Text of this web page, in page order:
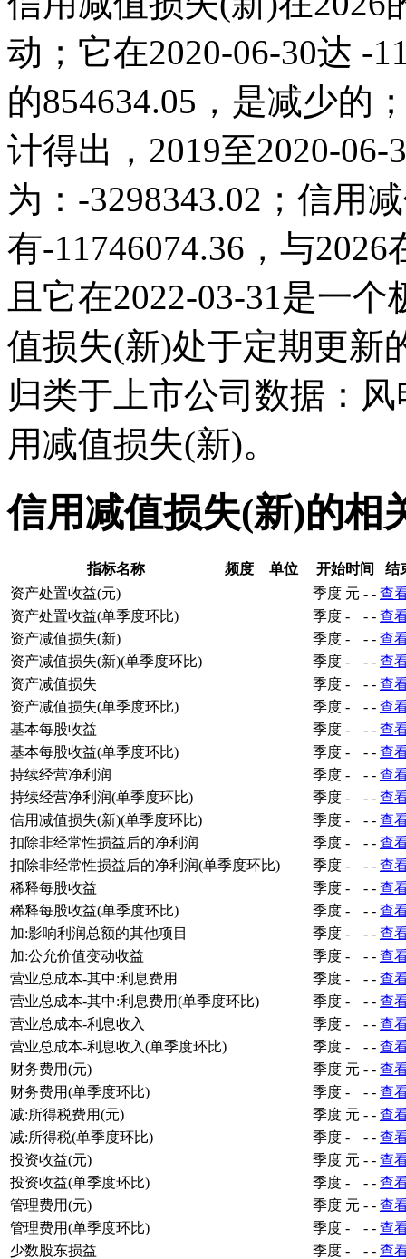
动；它在2020-06-30达 -
的854634.05，是减少的
计得出，2019至2020-06-
为：-3298343.02；信用
有-11746074.36，与
且它在2022-03-31是一
值损失(新)处于定期更新
归类于上市公司数据：
用减值损失(新)。
信用减值损失(新)的相
指标名称 频度 单位 开始时间
结
资产处置收益(元)
季度 元 - - 查
资产处置收益(单季度环比)
季度 - - - 查
资产减值损失(新)
季度 - - - 查
资产减值损失(新)(单季度环比)
季度 - - - 查
资产减值损失
季度 - - - 查
资产减值损失(单季度环比)
季度 - - - 查
基本每股收益
季度 - - - 查
基本每股收益(单季度环比)
季度 - - - 查
持续经营净利润
季度 - - - 查
持续经营净利润(单季度环比)
季度 - - - 查
信用减值损失(新)(单季度环比)
季度 - - - 查
扣除非经常性损益后的净利润
季度 - - - 查
扣除非经常性损益后的净利润(单季度环比)
季度 - - - 查
稀释每股收益
季度 - - - 查
稀释每股收益(单季度环比)
季度 - - - 查
加:影响利润总额的其他项目
季度 - - - 查
加:公允价值变动收益
季度 - - - 查
营业总成本-其中:利息费用
季度 - - - 查
营业总成本-其中:利息费用(单季度环比)
季度 - - - 查
营业总成本-利息收入
季度 - - - 查
营业总成本-利息收入(单季度环比)
季度 - - - 查
财务费用(元)
季度 元 - - 查
财务费用(单季度环比)
季度 - - - 查
减:所得税费用(元)
季度 元 - - 查
减:所得税(单季度环比)
季度 - - - 查
投资收益(元)
季度 元 - - 查
投资收益(单季度环比)
季度 - - - 查
管理费用(元)
季度 元 - - 查
管理费用(单季度环比)
季度 - - - 查
少数股东损益
季度 - - - 查